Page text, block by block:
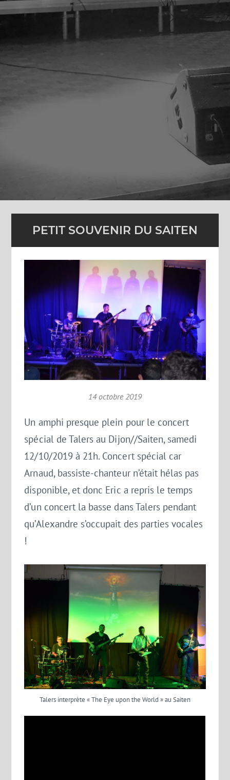
PETIT SOUVENIR DU SAITEN
14 octobre 2019
Un amphi presque plein pour le concert
spécial de Talers au Dijon//Saiten, samedi
12/10/2019 à 21h. Concert spécial car
Arnaud, bassiste-chanteur n’était hélas pas
disponible, et donc Eric a repris le temps
d’un concert la basse dans Talers pendant
qu’Alexandre s’occupait des parties vocales
!
Talers interprète « The Eye upon the World » au Saiten